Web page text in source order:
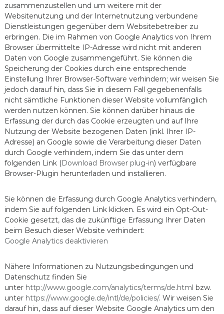
zusammenzustellen und um weitere mit der
Websitenutzung und der Internetnutzung verbundene
Dienstleistungen gegenüber dem Websitebetreiber zu
erbringen. Die im Rahmen von Google Analytics von Ihrem
Browser übermittelte IP-Adresse wird nicht mit anderen
Daten von Google zusammengeführt. Sie können die
Speicherung der Cookies durch eine entsprechende
Einstellung Ihrer Browser-Software verhindern; wir weisen Sie
jedoch darauf hin, dass Sie in diesem Fall gegebenenfalls
nicht sämtliche Funktionen dieser Website vollumfänglich
werden nutzen können. Sie können darüber hinaus die
Erfassung der durch das Cookie erzeugten und auf Ihre
Nutzung der Website bezogenen Daten (inkl. Ihrer IP-
Adresse) an Google sowie die Verarbeitung dieser Daten
durch Google verhindern, indem Sie das unter dem
folgenden Link (Download Browser plug-in) verfügbare
Browser-Plugin herunterladen und installieren.
Sie können die Erfassung durch Google Analytics verhindern,
indem Sie auf folgenden Link klicken. Es wird ein Opt-Out-
Cookie gesetzt, das die zukünftige Erfassung Ihrer Daten
beim Besuch dieser Website verhindert:
Google Analytics deaktivieren
Nähere Informationen zu Nutzungsbedingungen und
Datenschutz finden Sie
unter http://www.google.com/analytics/terms/de.html bzw.
unter https://www.google.de/intl/de/policies/. Wir weisen Sie
darauf hin, dass auf dieser Website Google Analytics um den